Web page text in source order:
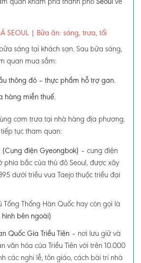
SEOUL | Bữa ăn: sáng, trưa, tối
sáng tại khách sạn. Sau bữa sáng,
quan mua sắm:
thông đỏ – thực phẩm hỗ trợ gan.
hàng miễn thuế.
cơm trưa tại nhà hàng địa phương.
tục tham quan:
(Cung điện Gyeongbok) – cung điện
phía bắc của thủ đô Seoul, được xây
dưới triều vua Taejo thuộc triều đại
Tổng Thống Hàn Quốc hay còn gọi là
hình bên ngoài)
Quốc Gia Triều Tiên– nơi lưu giữ và
văn hóa của Triều Tiên với trên 10.000
các nghi lễ, tôn giáo, cách bài trí nhà